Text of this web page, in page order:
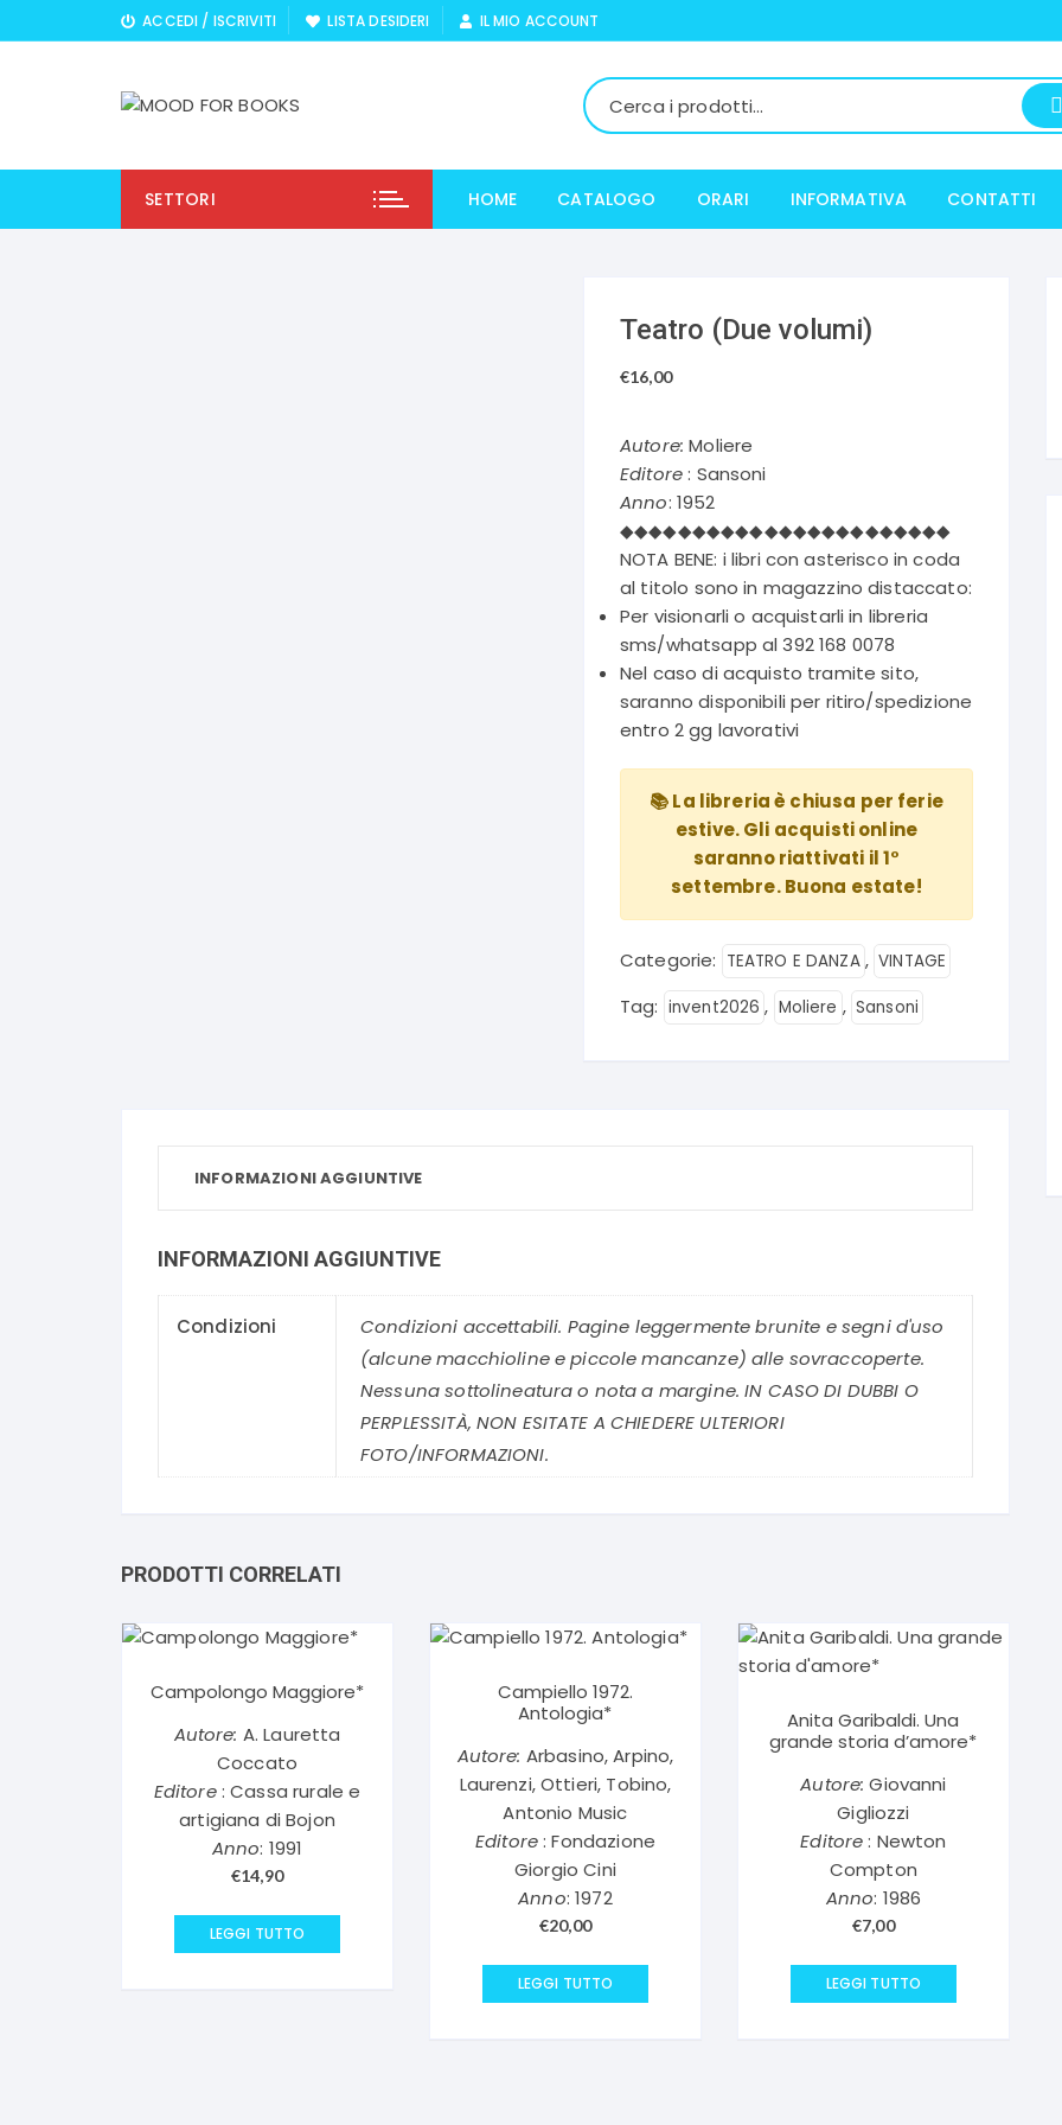
al
ACCEDI / ISCRIVITI LISTA DESIDERI IL MIO ACCOUNT
SETTORI HOME CATALOGO ORARI INFORMATIVA CONTATTI
Teatro (Due volumi)
€16,00
Autore: Moliere
Editore: Sansoni
Anno: 1952
◆◆◆◆◆◆◆◆◆◆◆◆◆◆◆◆◆◆◆◆◆◆◆
NOTA BENE: i libri con asterisco in coda
al titolo sono in magazzino distaccato:
Per visionarli o acquistarli in libreria
sms/whatsapp al 392 168 0078
Nel caso di acquisto tramite sito,
saranno disponibili per ritiro/spedizione
entro 2 gg lavorativi
📚 La libreria è chiusa per ferie
estive. Gli acquisti online
saranno riattivati il 1°
settembre. Buona estate!
Categorie: TEATRO E DANZA , VINTAGE
Tag: invent2026 , Moliere , Sansoni
INFORMAZIONI AGGIUNTIVE
INFORMAZIONI AGGIUNTIVE
Condizioni
Condizioni accettabili. Pagine leggermente brunite e segni d'uso
(alcune macchioline e piccole mancanze) alle sovraccoperte.
Nessuna sottolineatura o nota a margine. IN CASO DI DUBBI O
PERPLESSITÀ, NON ESITATE A CHIEDERE ULTERIORI
FOTO/INFORMAZIONI.
PRODOTTI CORRELATI
Campolongo Maggiore*
Autore: A. Lauretta
Coccato
Editore: Cassa rurale e
artigiana di Bojon
Anno: 1991
€14,90
LEGGI TUTTO
Campiello 1972.
Antologia*
Autore: Arbasino, Arpino,
Laurenzi, Ottieri, Tobino,
Antonio Music
Editore: Fondazione
Giorgio Cini
Anno: 1972
€20,00
LEGGI TUTTO
Anita Garibaldi. Una
grande storia d’amore*
Autore: Giovanni
Gigliozzi
Editore: Newton
Compton
Anno: 1986
€7,00
LEGGI TUTTO